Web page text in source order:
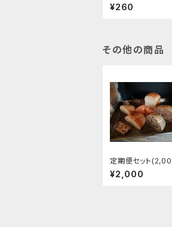
¥260
その他の商品
定期便セット
※隔月お届け※
¥2,000